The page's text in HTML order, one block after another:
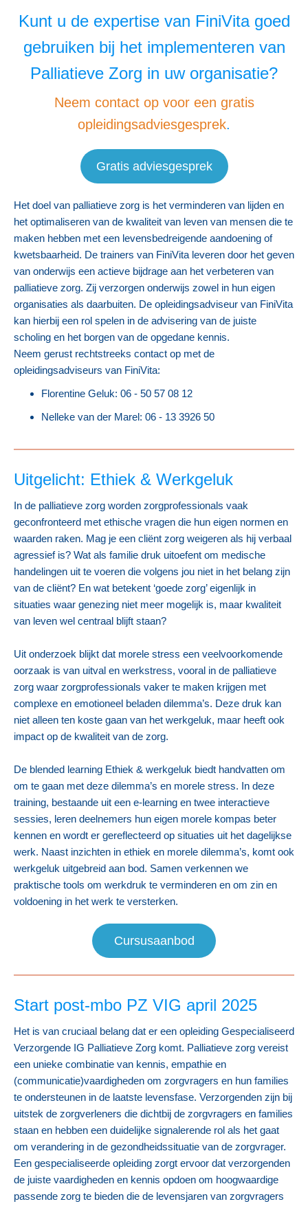
Kunt u de expertise van FiniVita goed
gebruiken bij het implementeren van
Palliatieve Zorg in uw organisatie?
Neem contact op voor een gratis
opleidingsadviesgesprek.
Gratis adviesgesprek
Het doel van palliatieve zorg is het verminderen van lijden en
het optimaliseren van de kwaliteit van leven van mensen die te
maken hebben met een levensbedreigende aandoening of
kwetsbaarheid. De trainers van FiniVita leveren door het geven
van onderwijs een actieve bijdrage aan het verbeteren van
palliatieve zorg. Zij verzorgen onderwijs zowel in hun eigen
organisaties als daarbuiten. De opleidingsadviseur van FiniVita
kan hierbij een rol spelen in de advisering van de juiste
scholing en het borgen van de opgedane kennis.
Neem gerust rechtstreeks contact op met de
opleidingsadviseurs van FiniVita:
Florentine Geluk: 06 - 50 57 08 12
Nelleke van der Marel: 06 - 13 3926 50
Uitgelicht: Ethiek & Werkgeluk
In de palliatieve zorg worden zorgprofessionals vaak
geconfronteerd met ethische vragen die hun eigen normen en
waarden raken. Mag je een cliënt zorg weigeren als hij verbaal
agressief is? Wat als familie druk uitoefent om medische
handelingen uit te voeren die volgens jou niet in het belang zijn
van de cliënt? En wat betekent ‘goede zorg’ eigenlijk in
situaties waar genezing niet meer mogelijk is, maar kwaliteit
van leven wel centraal blijft staan?
Uit onderzoek blijkt dat morele stress een veelvoorkomende
oorzaak is van uitval en werkstress, vooral in de palliatieve
zorg waar zorgprofessionals vaker te maken krijgen met
complexe en emotioneel beladen dilemma’s. Deze druk kan
niet alleen ten koste gaan van het werkgeluk, maar heeft ook
impact op de kwaliteit van de zorg.
De blended learning Ethiek & werkgeluk biedt handvatten om
om te gaan met deze dilemma’s en morele stress. In deze
training, bestaande uit een e-learning en twee interactieve
sessies, leren deelnemers hun eigen morele kompas beter
kennen en wordt er gereflecteerd op situaties uit het dagelijkse
werk. Naast inzichten in ethiek en morele dilemma’s, komt ook
werkgeluk uitgebreid aan bod. Samen verkennen we
praktische tools om werkdruk te verminderen en om zin en
voldoening in het werk te versterken.
Cursusaanbod
Start post-mbo PZ VIG april 2025
Het is van cruciaal belang dat er een opleiding Gespecialiseerd
Verzorgende IG Palliatieve Zorg komt. Palliatieve zorg vereist
een unieke combinatie van kennis, empathie en
(communicatie)vaardigheden om zorgvragers en hun families
te ondersteunen in de laatste levensfase. Verzorgenden zijn bij
uitstek de zorgverleners die dichtbij de zorgvragers en families
staan en hebben een duidelijke signalerende rol als het gaat
om verandering in de gezondheidssituatie van de zorgvrager.
Een gespecialiseerde opleiding zorgt ervoor dat verzorgenden
de juiste vaardigheden en kennis opdoen om hoogwaardige
passende zorg te bieden die de levensjaren van zorgvragers